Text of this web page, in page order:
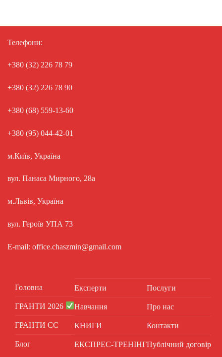
Телефони:
+380 (32) 226 78 79
+380 (32) 226 78 90
+380 (68) 559-13-60
+380 (95) 044-42-01
м.Київ, Україна
вул. Панаса Мирного, 28а
м.Львів, Україна
вул. Героїв УПА 73
E-mail: office.chaszmin@gmail.com
Головна
ГРАНТИ 2026
ГРАНТИ ЄС
Блог
Експерти
Навчання
КНИГИ
ЕКСПРЕС-ТРЕНІНГ
Послуги
Про нас
Контакти
Публічний договір